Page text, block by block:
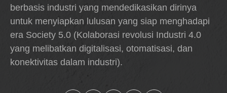
berbasis industri yang mendedikasikan dirinya
untuk menyiapkan lulusan yang siap menghadapi
era Society 5.0 (Kolaborasi revolusi Industri 4.0
yang melibatkan digitalisasi, otomatisasi, dan
konektivitas dalam industri).